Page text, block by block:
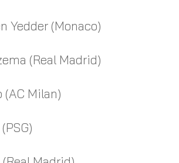
Yedder (Monaco)
(Real Madrid)
(AC Milan)